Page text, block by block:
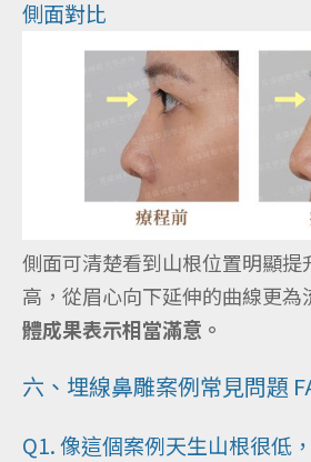
側面對比
側面可清楚看到山根位置明顯提
高，從眉心向下延伸的曲線更為
體成果表示相當滿意。
六、埋線鼻雕案例常見問題
Q1. 像這個案例天生山根很低